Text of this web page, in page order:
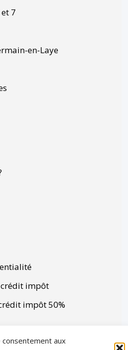
consentement aux
7
en-Laye
impôt
impôt 50%